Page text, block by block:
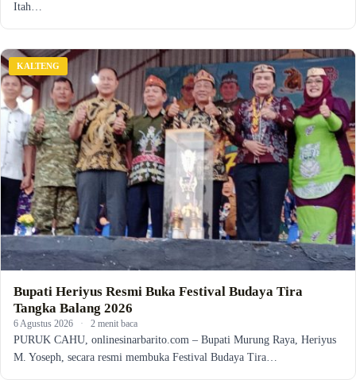
Itah…
KALTENG
Bupati Heriyus Resmi Buka Festival Budaya Tira
Tangka Balang 2026
6 Agustus 2026 · 2 menit baca
PURUK CAHU, onlinesinarbarito.com – Bupati Murung Raya, Heriyus
M. Yoseph, secara resmi membuka Festival Budaya Tira…